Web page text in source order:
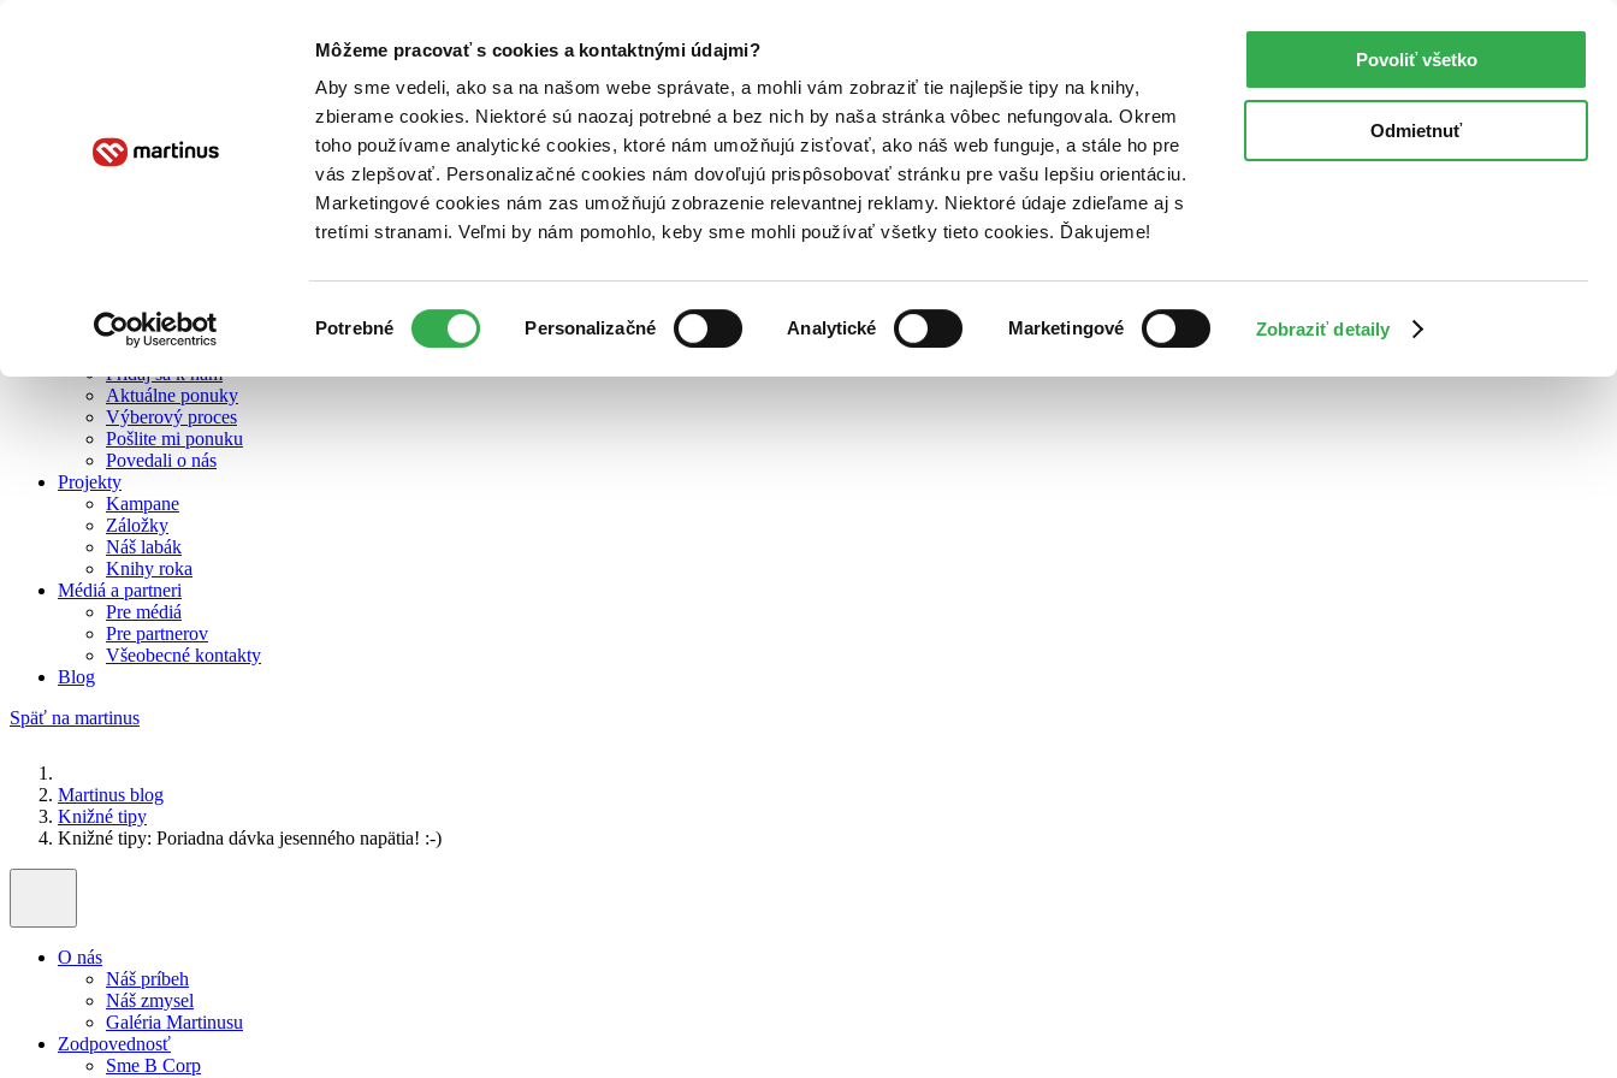
Môžeme pracovať s cookies a kontaktnými údajmi?
Aby sme vedeli, ako sa na našom webe správate, a mohli vám zobraziť tie najlepšie tipy na knihy,
zbierame cookies. Niektoré sú naozaj potrebné a bez nich by naša stránka vôbec nefungovala. Okrem
toho používame analytické cookies, ktoré nám umožňujú zisťovať, ako náš web funguje, a stále ho pre
vás zlepšovať. Personalizačné cookies nám dovoľujú prispôsobovať stránku pre vašu lepšiu orientáciu.
Marketingové cookies nám zas umožňujú zobrazenie relevantnej reklamy. Niektoré údaje zdieľame aj s
tretími stranami. Veľmi by nám pomohlo, keby sme mohli používať všetky tieto cookies. Ďakujeme!
súhlasu
Potrebné Personalizačné Analytické Marketingové Zobraziť detaily
Povoliť všetko
Odmietnuť
O nás
Zelený Martinus
Nerobíme rozdiely
Pridaj sa k nám
Aktuálne ponuky
Výberový proces
Pošlite mi ponuku
Povedali o nás
Projekty
Kampane
Záložky
Náš labák
Knihy roka
Médiá a partneri
Pre médiá
Pre partnerov
Všeobecné kontakty
Blog
Späť na martinus
Martinus blog
Knižné tipy
Knižné tipy: Poriadna dávka jesenného napätia! :-)
O nás
Náš príbeh
Náš zmysel
Galéria Martinusu
Zodpovednosť
Sme B Corp